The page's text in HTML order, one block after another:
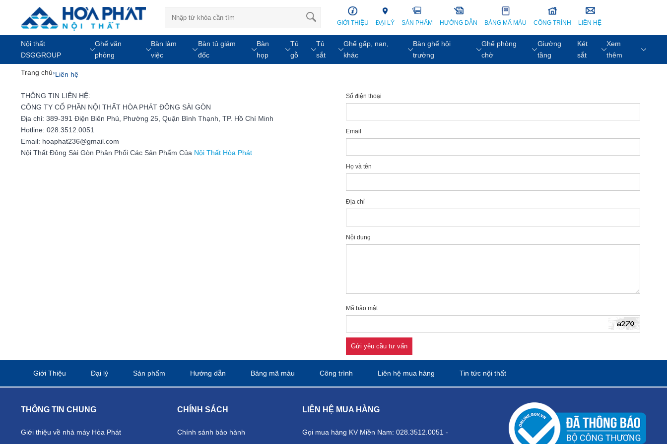
GIỚI THIỆU ĐẠI LÝ SẢN PHẨM HƯỚNG DẪN BẢNG MÃ MÀU CÔNG TRÌNH LIÊN HỆ
Nội thất
DSGGROUP
Ghế văn
phòng
Bàn làm
việc
Bàn tủ giám
đốc
Bàn
họp
Tủ
gỗ
Tủ
sắt
Ghế gấp, nan,
khác
Bàn ghế hội
trường
Ghế phòng
chờ
Giường
tầng
Két
sắt
Xem
thêm
Trang chủ›Liên hệ
THÔNG TIN LIÊN HỆ:
CÔNG TY CỔ PHẦN NỘI THẤT HÒA PHÁT ĐÔNG SÀI GÒN
Địa chỉ: 389-391 Điện Biên Phủ, Phường 25, Quận Bình Thạnh, TP. Hồ Chí Minh
Hotline: 028.3512.0051
Email: hoaphat236@gmail.com
Nội Thất Đông Sài Gòn Phân Phối Các Sản Phẩm Của Nội Thất Hòa Phát
Số điện thoại
Email
Họ và tên
Địa chỉ
Nội dung
Mã bảo mật
Gửi yêu cầu tư vấn
Giới Thiệu Đại lý Sản phẩm Hướng dẫn Bảng mã màu Công trình Liên hệ mua hàng Tin tức nội thất
THÔNG TIN CHUNG
Giới thiệu về nhà máy Hòa Phát
CHÍNH SÁCH
Chính sánh bảo hành
LIÊN HỆ MUA HÀNG
Gọi mua hàng KV Miền Nam: 028.3512.0051 -